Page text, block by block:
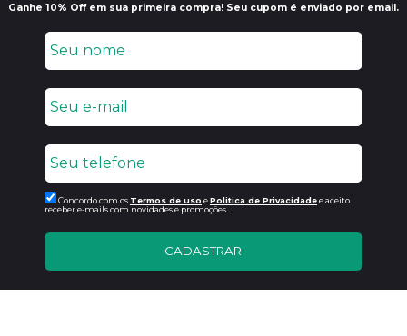
Ganhe 10% Off em sua primeira compra! Seu cupom é enviado por email.
Concordo com os Termos de uso ePolitica de Privacidadee aceito
receber e-mails com novidades e promoções.
CADASTRAR